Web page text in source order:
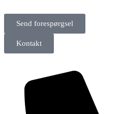
Send forespørgsel
Kontakt